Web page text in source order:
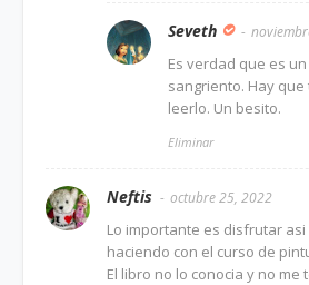
Seveth
Es verdad que es
sangriento. Hay
leerlo. Un besito.
Eliminar
Neftis octubre 25, 2022
Lo importante es disfrutar
haciendo con el curso de
El libro no lo conocia y no me